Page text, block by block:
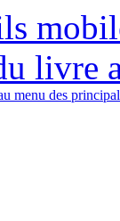
livre
menu des